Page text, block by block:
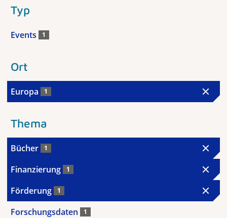
Typ
Events 1
Ort
Europa 1
Thema
Bücher 1
Finanzierung 1
Förderung 1
Forschungsdaten 1